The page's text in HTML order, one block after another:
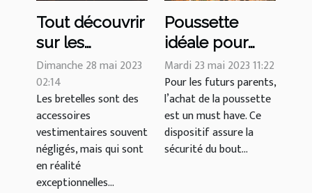
Tout découvrir
sur les
différents
types de
bretelles sur le
marché
Dimanche 28 mai 2023
02:14
Les bretelles sont des
accessoires
vestimentaires souvent
négligés, mais qui sont
en réalité
exceptionnelles...
Poussette
idéale pour
votre enfant : 4
conseils pour
bien faire
votre choix
Mardi 23 mai 2023 11:22
Pour les futurs parents,
l’achat de la poussette
est un must have. Ce
dispositif assure la
sécurité du bout...